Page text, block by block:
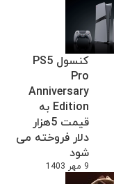
کنسول PS5
Pro
Anniversary
Edition به
قیمت 5هزار
دلار فروخته می
شود
9 مهر 1403